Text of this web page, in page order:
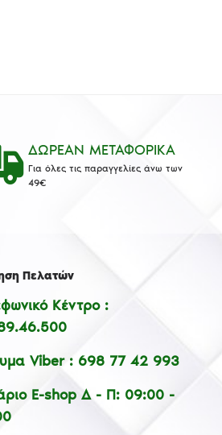
ΔΩΡΕΑΝ ΜΕΤΑΦΟΡΙΚΑ
Για όλες τις παραγγελίες άνω των
49€
Πελατών
Κέντρο :
Viber : 698 77 42 993
E-shop Δ - Π: 09:00 -